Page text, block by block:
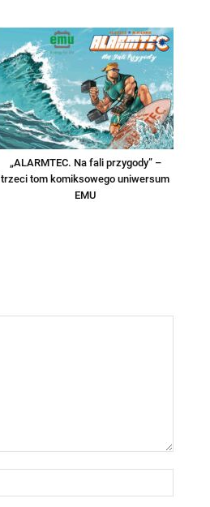
„ALARMTEC. Na fali przygody” –
trzeci tom komiksowego uniwersum
EMU